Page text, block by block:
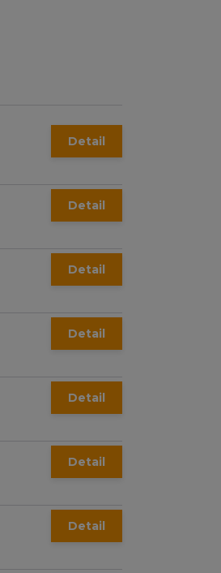
Detail
Detail
Detail
Detail
Detail
Detail
Detail